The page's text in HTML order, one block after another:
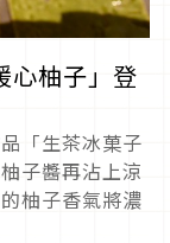
心柚子」登
「生茶冰菓子
子醬再沾上涼
柚子香氣將濃